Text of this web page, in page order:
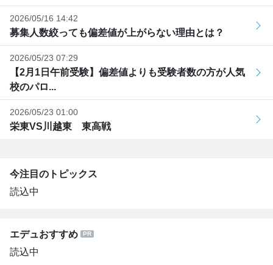
2026/05/16 14:42
募集人数絞っても偏差値が上がらない理由とは？
2026/05/23 07:29
【2月1日午前受験】偏差値よりも受験者数の方が人気
校のパロ...
2026/05/23 01:00
栄東VS川越東 東高戦
今注目のトピックス
読込中
エデュおすすめ
読込中